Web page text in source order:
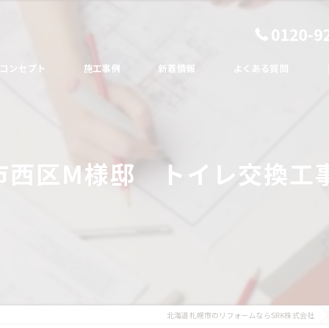
0120-
コンセプト 施工事例 新着情報 よくある質問
西区M様邸 トイレ交換工
北海道札幌市のリフォームならSRK株式会社